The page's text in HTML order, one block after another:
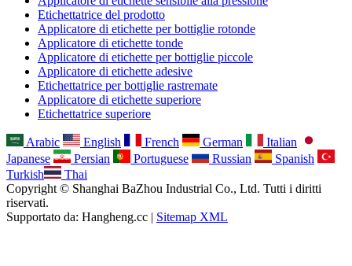
Etichettatrice del prodotto
Applicatore di etichette per bottiglie rotonde
Applicatore di etichette tonde
Applicatore di etichette per bottiglie piccole
Applicatore di etichette adesive
Etichettatrice per bottiglie rastremate
Applicatore di etichette superiore
Etichettatrice superiore
Arabic English French German
Italian
Japanese
Persian Portuguese Russian
Spanish
Turkish
Thai
Copyright © Shanghai BaZhou Industrial Co., Ltd. Tutti i diritti
riservati.
Supportato da: Hangheng.cc | Sitemap XML